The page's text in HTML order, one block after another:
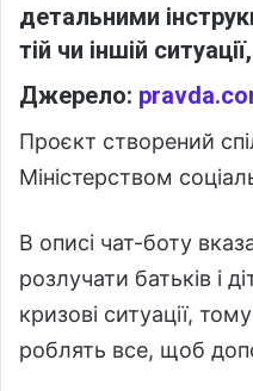
детальними
тій чи іншій
Джерело:
Проєкт створений
Міністерством
В описі чат-боту
розлучати батьків і
кризові ситуації,
роблять все, щоб